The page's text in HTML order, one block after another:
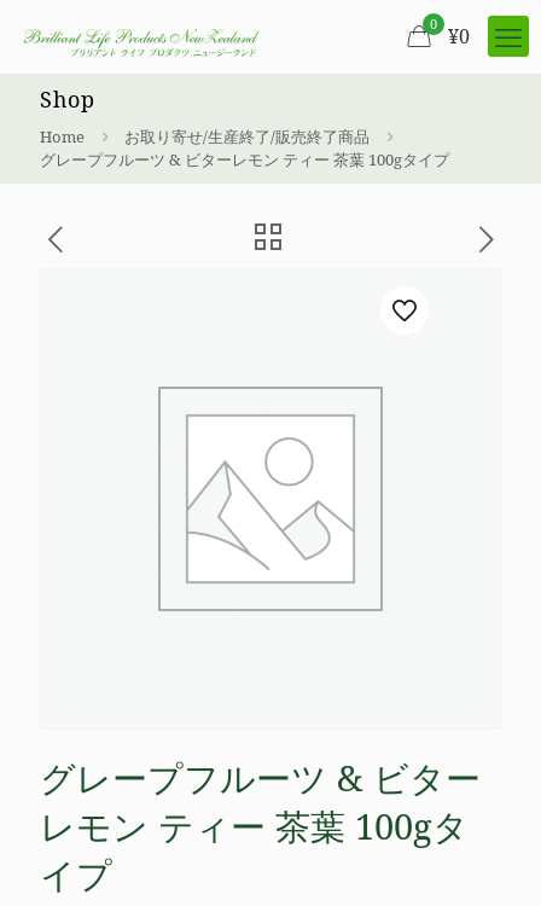
0 ¥0
Shop
Home
お取り寄せ/生産終了/販売終了商品
グレープフルーツ & ビターレモン ティー 茶葉 100gタイプ
グレープフルーツ & ビター
レモン ティー 茶葉 100gタ
イプ